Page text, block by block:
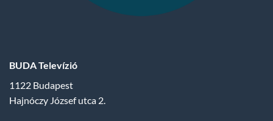
BUDA Televízió
1122 Budapest
Hajnóczy József utca 2.